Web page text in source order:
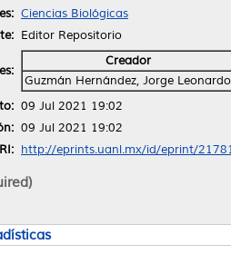
Ciencias Biológicas
Editor Repositorio
Creador
Guzmán Hernández, Jorge Leonardo
09 Jul 2021 19:02
09 Jul 2021 19:02
http://eprints.uanl.mx/id/eprint/